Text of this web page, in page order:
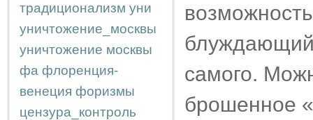
традиционализм уни
уничтожение_москвы
уничтожение москвы
фа флоренция-
венеция форизмы
цензура_контроль
самого.
брошенное